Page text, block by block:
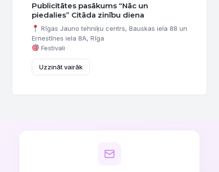
Publicitātes pasākums “Nāc un
piedalies” Citāda zinību diena
Rīgas Jauno tehniķu centrs, Bauskas iela 88 un
Ernestīnes iela 8A, Rīga
Festivali
Uzzināt vairāk